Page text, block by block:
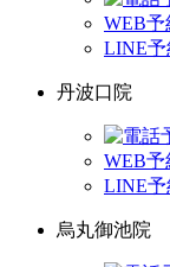
WEB予
LINE予
丹波口院
WEB予
LINE予
烏丸御池院